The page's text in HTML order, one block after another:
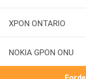
XPON ONTARIO
NOKIA GPON ONU